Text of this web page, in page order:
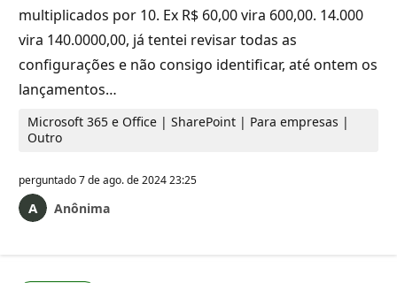
multiplicados por 10. Ex R$ 60,00 vira 600,00. 14.000
vira 140.0000,00, já tentei revisar todas as
configurações e não consigo identificar, até ontem os
lançamentos…
Microsoft 365 e Office | SharePoint | Para empresas |
Outro
perguntado7 de ago. de 2024 23:25
Anônima